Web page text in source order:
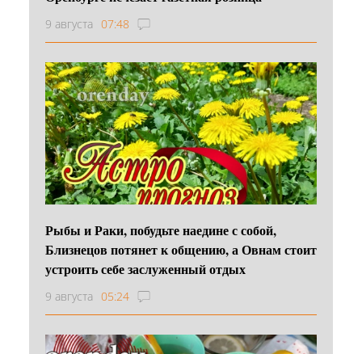
9 августа 07:48
Рыбы и Раки, побудьте наедине с собой,
Близнецов потянет к общению, а Овнам стоит
устроить себе заслуженный отдых
9 августа 05:24